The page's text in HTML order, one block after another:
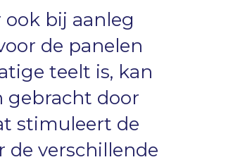
bij aanleg
de panelen
teelt is, kan
gebracht door
stimuleert de
verschillende